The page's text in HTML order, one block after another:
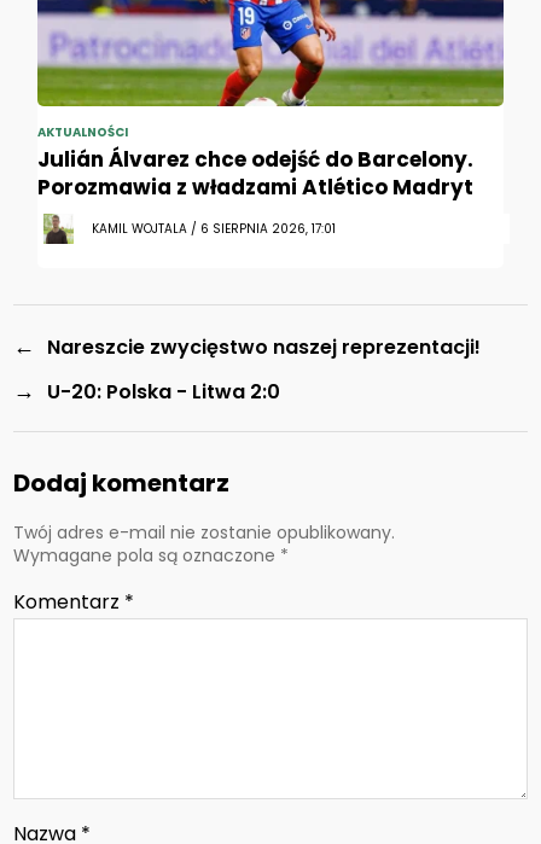
AKTUALNOŚCI
Julián Álvarez chce odejść do Barcelony.
Porozmawia z władzami Atlético Madryt
KAMIL WOJTALA / 6 SIERPNIA 2026, 17:01
← Nareszcie zwycięstwo naszej reprezentacji!
→ U-20: Polska - Litwa 2:0
Dodaj komentarz
Twój adres e-mail nie zostanie opublikowany.
Wymagane pola są oznaczone *
Komentarz *
Nazwa *